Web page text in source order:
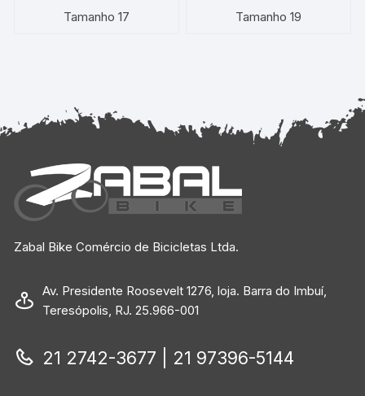
Tamanho 17 Tamanho 19
Zabal Bike Comércio de Bicicletas Ltda.
Av. Presidente Roosevelt 1276, loja. Barra do Imbuí,
Teresópolis, RJ. 25.966-001
21 2742-3677 | 21 97396-5144